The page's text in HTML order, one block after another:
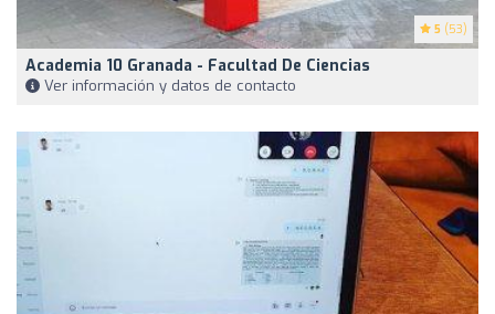
5 (53)
Academia 10 Granada - Facultad De Ciencias
Ver información y datos de contacto